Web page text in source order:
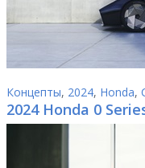
Концепты, 2024, Honda,
2024 Honda 0